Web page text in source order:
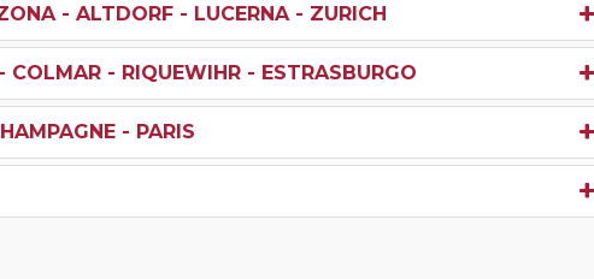
- ALTDORF - LUCERNA - ZURICH
COLMAR - RIQUEWIHR - ESTRASBURGO
- PARIS